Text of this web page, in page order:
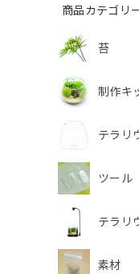
商品カテゴリ
苔
制作キ
テラリ
ツール
テラリ
素材